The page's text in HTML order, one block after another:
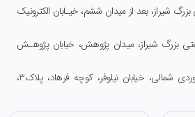
شیراز، بعد از میدان ششم، خیـابان الکترونیک
بزرگ شیراز، میدان پژوهش، خیابان پژوهـش
خیابان سهره وردی شمالی، خیابان نیلوفر، کوچه فرهاد، پلاک3،